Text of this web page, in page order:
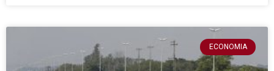
ECONOMIA